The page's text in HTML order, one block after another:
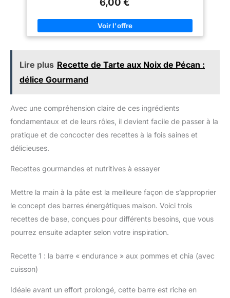
aliment Bio s’adaptera à tous les
notamment ceux pauvres en
sportifs, végétariens et
végétaliens.
SANTÉ
OSSEUSE : la richesse en
normale, tout en protégeant le
prématuré. En effet, le
phosphore contribue à la
formation normale des tissus
conjonctifs (cartilages, tendons)
antioxydantes du manganèse
afin de le conserver en bonne
santé.
CERTIFIÉES
BIOLOGIQUES : sachet Kraft
refermable et recyclable de 1 kg
Qualité Supérieure amOseeds.
OGM, sans colorant artificiel,
sans lactose, sans soja et sans
Lire plus Recette de Tarte aux Noix de Pécan :
délice Gourmand
Avec une compréhension claire de ces ingrédients
fondamentaux et de leurs rôles, il devient facile de passer à la
pratique et de concocter des recettes à la fois saines et
délicieuses.
Recettes gourmandes et nutritives à essayer
Mettre la main à la pâte est la meilleure façon de s’approprier
le concept des barres énergétiques maison. Voici trois
recettes de base, conçues pour différents besoins, que vous
pourrez ensuite adapter selon votre inspiration.
Recette 1 : la barre « endurance » aux pommes et chia (avec
cuisson)
Idéale avant un effort prolongé, cette barre est riche en